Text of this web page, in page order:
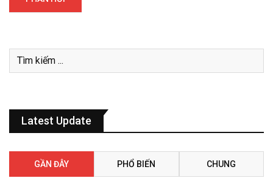
Latest Update
GẦN ĐÂY PHỔ BIẾN CHUNG